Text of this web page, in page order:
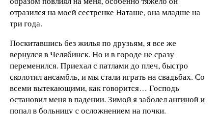
отразился на моей сестренке Наташе, она младше на
три года.
Поскитавшись без жилья по друзьям, я все же
вернулся в Челябинск. Но и в городе не сразу
переменился. Приехал с патлами до плеч, быстро
сколотил ансамбль, и мы стали играть на свадьбах. Со
всеми вытекающими, как говорится… Господь
остановил меня в падении. Зимой я заболел ангиной и
попал в больницу с осложнением на почки.